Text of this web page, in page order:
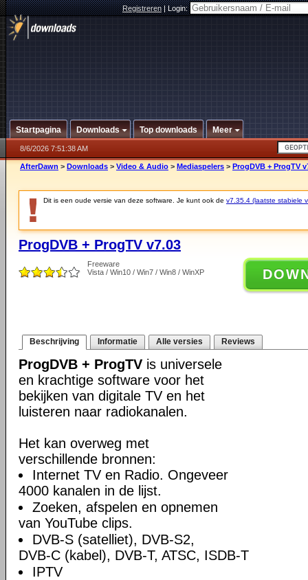
Registreren|Login:
Startpagina Downloads Top downloads Meer
8/6/2026 7:51:38 AM
AfterDawn > Downloads > Video & Audio > Mediaspelers > ProgDVB + ProgTV
Dit is een oude versie van deze software. Je kunt ook de v7.35.4 (laatste stabiele
ProgDVB + ProgTV v7.03
Freeware
Vista / Win10 / Win7 / Win8 / WinXP
Beschrijving Informatie Alle versies Reviews
ProgDVB + ProgTV is universele
en krachtige software voor het
bekijken van digitale TV en het
luisteren naar radiokanalen.
Het kan overweg met
verschillende bronnen:
Internet TV en Radio. Ongeveer
4000 kanalen in de lijst.
Zoeken, afspelen en opnemen
van YouTube clips.
DVB-S (satelliet), DVB-S2,
DVB-C (kabel), DVB-T, ATSC, ISDB-T
IPTV